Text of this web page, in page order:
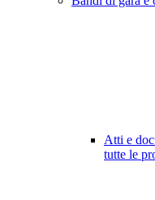
Atti e
tutte le